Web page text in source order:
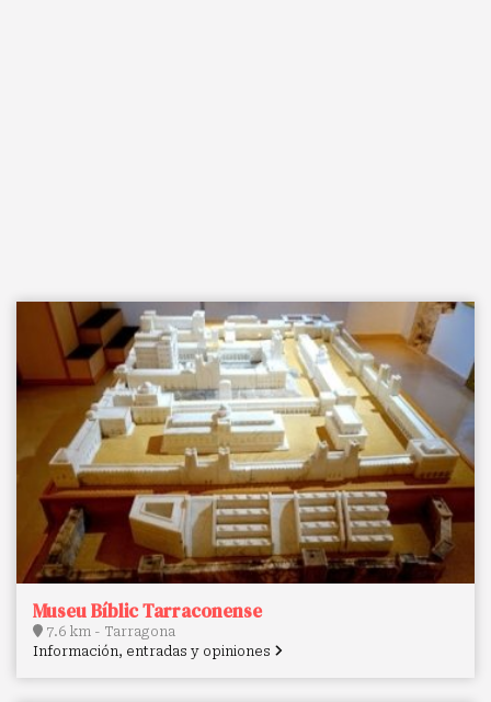
Museu Bíblic Tarraconense
7.6 km - Tarragona
Información, entradas y opiniones